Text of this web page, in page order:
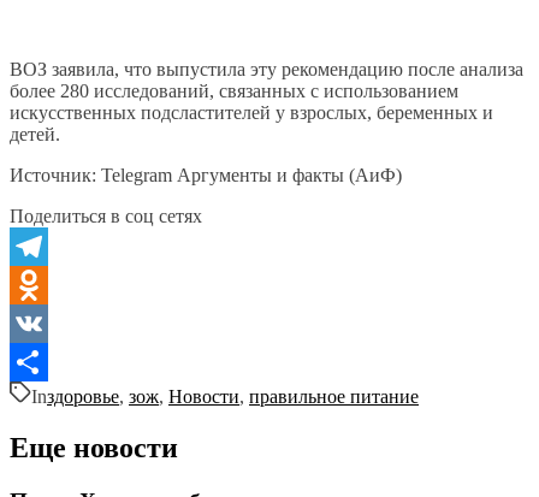
ВОЗ заявила, что выпустила эту рекомендацию после анализа
более 280 исследований, связанных с использованием
искусственных подсластителей у взрослых, беременных и
детей.
Источник: Telegram Аргументы и факты (АиФ)
Поделиться в соц сетях
Telegram
Odnoklassniki
VK
Отправить
Inздоровье, зож, Новости, правильное питание
Еще новости